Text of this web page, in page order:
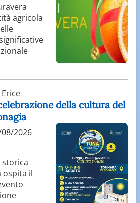
agricola
Erice
della cultura del
2026
storica
ospita il